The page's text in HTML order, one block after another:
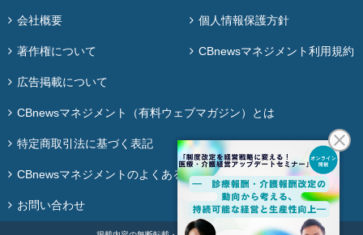
会社概要 個人情報保護方針
著作権について CBnewsマネジメント利用規約
広告掲載について
CBnewsマネジメント（有料ウェブマガジン）とは
特定商取引法に基づく表記
CBnewsマネジメントのよくある質問
お問い合わせ